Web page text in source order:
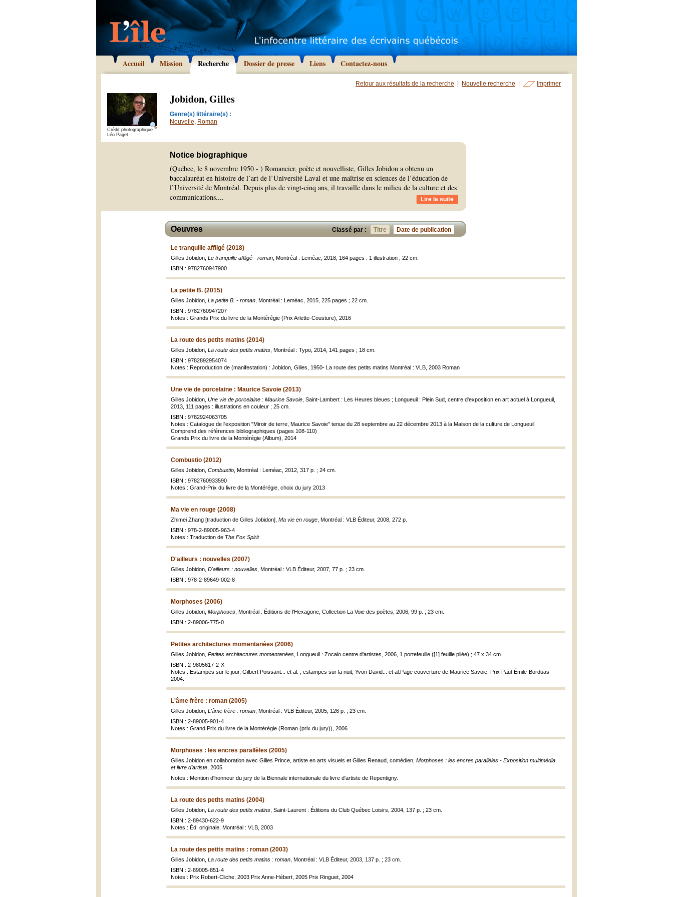
Accueil Mission Recherche Dossier de presse Liens Contactez-nous
Retour aux résultats de la recherche Nouvelle recherche Imprimer
Crédit photographique :
Léo Paget
Jobidon, Gilles
Genre(s) littéraire(s) :
Nouvelle, Roman
Notice biographique
(Québec, le 8 novembre 1950 - ) Romancier, poète et nouvelliste, Gilles Jobidon a obtenu un
baccalauréat en histoire de l’art de l’Université Laval et une maîtrise en sciences de l’éducation de
l’Université de Montréal. Depuis plus de vingt-cinq ans, il travaille dans le milieu de la culture et des
communications.... Lire la suite
Classé par : Titre Date de publication
Oeuvres
Le tranquille affligé (2018)
Gilles Jobidon, Le tranquille affligé - roman , Montréal : Leméac, 2018, 164 pages : 1 illustration ; 22 cm.
ISBN : 9782760947900
La petite B. (2015)
Gilles Jobidon, La petite B. - roman , Montréal : Leméac, 2015, 225 pages ; 22 cm.
ISBN : 9782760947207
Notes : Grands Prix du livre de la Montérégie (Prix Arlette-Cousture), 2016
La route des petits matins (2014)
Gilles Jobidon, La route des petits matins , Montréal : Typo, 2014, 141 pages ; 18 cm.
ISBN : 9782892954074
Notes : Reproduction de (manifestation) : Jobidon, Gilles, 1950- La route des petits matins Montréal : VLB, 2003 Roman
Une vie de porcelaine : Maurice Savoie (2013)
Gilles Jobidon, Une vie de porcelaine : Maurice Savoie , Saint-Lambert : Les Heures bleues ; Longueuil : Plein Sud, centre d'exposition en art actuel à Longueuil,
2013, 111 pages : illustrations en couleur ; 25 cm.
ISBN : 9782924063705
Notes : Catalogue de l'exposition "Miroir de terre, Maurice Savoie" tenue du 28 septembre au 22 décembre 2013 à la Maison de la culture de Longueuil
Comprend des références bibliographiques (pages 108-110)
Grands Prix du livre de la Montérégie (Album), 2014
Combustio (2012)
Gilles Jobidon, Combustio , Montréal : Leméac, 2012, 317 p. ; 24 cm.
ISBN : 9782760933590
Notes : Grand-Prix du livre de la Montérégie, choix du jury 2013
Ma vie en rouge (2008)
Zhimei Zhang [traduction de Gilles Jobidon], Ma vie en rouge , Montréal : VLB Éditeur, 2008, 272 p.
ISBN : 978-2-89005-963-4
Notes : Traduction de The Fox Spirit
D'ailleurs : nouvelles (2007)
Gilles Jobidon, D'ailleurs : nouvelles , Montréal : VLB Éditeur, 2007, 77 p. ; 23 cm.
ISBN : 978-2-89649-002-8
Morphoses (2006)
Gilles Jobidon, Morphoses , Montréal : Éditions de l'Hexagone, Collection La Voie des poètes, 2006, 99 p. ; 23 cm.
ISBN : 2-89006-775-0
Petites architectures momentanées (2006)
Gilles Jobidon, Petites architectures momentanées , Longueuil : Zocalo centre d'artistes, 2006, 1 portefeuille ([1] feuille pliée) ; 47 x 34 cm.
ISBN : 2-9805617-2-X
Notes : Estampes sur le jour, Gilbert Poissant... et al. ; estampes sur la nuit, Yvon David... et al.Page couverture de Maurice Savoie, Prix Paul-Émile-Borduas
2004.
L'âme frère : roman (2005)
Gilles Jobidon, L'âme frère : roman , Montréal : VLB Éditeur, 2005, 126 p. ; 23 cm.
ISBN : 2-89005-901-4
Notes : Grand Prix du livre de la Montérégie (Roman (prix du jury)), 2006
Morphoses : les encres parallèles (2005)
Gilles Jobidon en collaboration avec Gilles Prince, artiste en arts visuels et Gilles Renaud, comédien, Morphoses : les encres parallèles - Exposition multimédia
et livre d’artiste , 2005
Notes : Mention d'honneur du jury de la Biennale internationale du livre d'artiste de Repentigny.
La route des petits matins (2004)
Gilles Jobidon, La route des petits matins , Saint-Laurent : Éditions du Club Québec Loisirs, 2004, 137 p. ; 23 cm.
ISBN : 2-89430-622-9
Notes : Éd. originale, Montréal : VLB, 2003
La route des petits matins : roman (2003)
Gilles Jobidon, La route des petits matins : roman , Montréal : VLB Éditeur, 2003, 137 p. ; 23 cm.
ISBN : 2-89005-851-4
Notes : Prix Robert-Cliche, 2003 Prix Anne-Hébert, 2005 Prix Ringuet, 2004